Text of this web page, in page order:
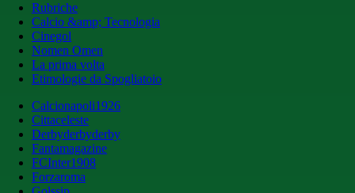
Rubriche
Calcio &amp; Tecnologia
Cinegol
Nomen Omen
La prima volta
Etimologie da Spogliatoio
Calcionapoli1926
Cittaceleste
Derbyderbyderby
Fantamagazine
FCInter1908
Forzaroma